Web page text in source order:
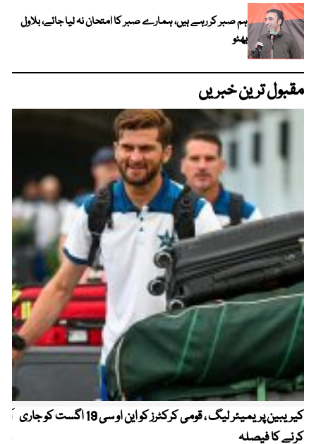
ہم صبر کر رہے ہیں، ہمارے صبر کا امتحان نہ لیا جائے، بلاول
بھٹو
مقبول ترین خبریں
کیریبین پریمیئر لیگ ، قومی کرکٹرز کو این او سی 19 اگست کو جاری
کرنے کا فیصلہ